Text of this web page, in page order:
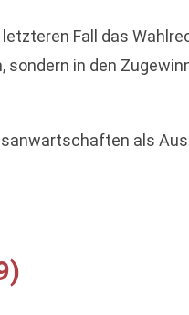
Fall das
in den
als